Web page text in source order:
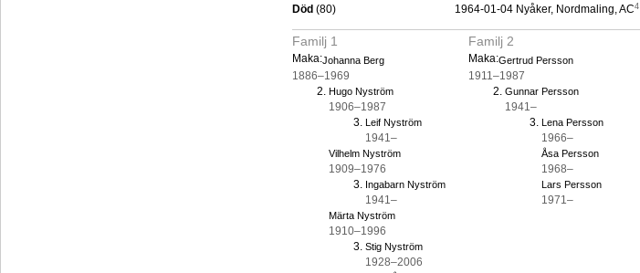
Död (80) 1964-01-04 Nyåker, Nordmaling, AC4
Familj 1
Maka:Johanna Berg
1886–1969
Hugo Nyström
1906–1987
Leif Nyström
1941–
Vilhelm Nyström
1909–1976
Ingabarn Nyström
1941–
Märta Nyström
1910–1996
Stig Nyström
1928–2006
Familj 2
Maka:Gertrud Persson
1911–1987
Gunnar Persson
1941–
Lena Persson
1966–
Åsa Persson
1968–
Lars Persson
1971–